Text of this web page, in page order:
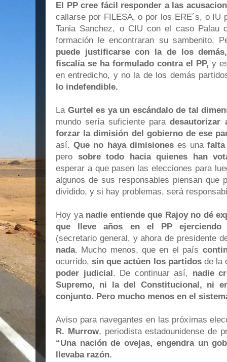
El PP cree fácil responder a las
callarse por FILESA, o por los ERE´s, o IU
Tania Sanchez, o CIU con el caso Palau
formación le encontraran su sambenito.
puede justificarse con la de los
fiscalía se ha formulado contra el PP, y
en entredicho, y no la de los demás
lo indefendible.
La Gurtel es ya un escándalo de tal
mundo sería suficiente paradesautorizar
forzar la dimisión del gobierno de ese
así.Que no haya dimisioneses una
pero sobre todo hacia quienes han
esperar a que pasen las elecciones para
algunos de sus responsables piensan que
dividido, y si hay problemas, será
Hoy ya nadie entiende que Rajoy no dé
que lleve años en el PP ejerciendo
(secretario general, y ahora de presidente
nada. Mucho menos, que en el país
ocurrido,sin que actúen los partidosde la
poder judicial. De continuar así, nadie
Supremo, ni la del Constitucional, ni
conjunto. Pero mucho menos en el
Aviso para navegantes en las próximas
R. Murrow, periodista estadounidense de
“Una nación de ovejas, engendra un
llevaba razón.